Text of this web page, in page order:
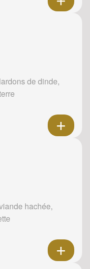
de dinde,
hachée,